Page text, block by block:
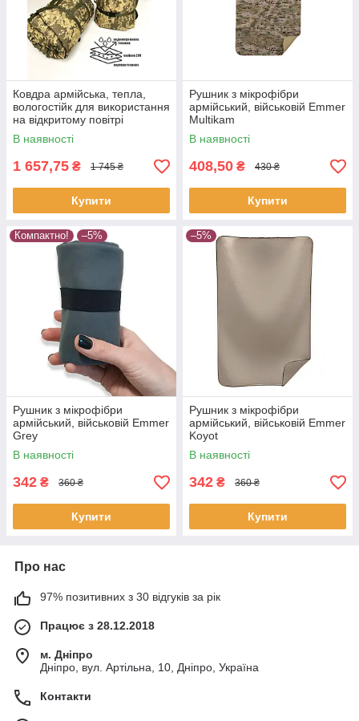
Ковдра армійська, тепла,
вологостійк для використання
на відкритому повітрі
В наявності
1 657,75 ₴ 1 745 ₴
Купити
Рушник з мікрофібри
армійський, військовій Emmer
Multikam
В наявності
408,50 ₴ 430 ₴
Купити
Компактно! –5%
Рушник з мікрофібри
армійський, військовій Emmer
Grey
В наявності
342 ₴ 360 ₴
Купити
–5%
Рушник з мікрофібри
армійський, військовій Emmer
Koyot
В наявності
342 ₴ 360 ₴
Купити
Про нас
97% позитивних з 30 відгуків за рік
Працює з 28.12.2018
м. Дніпро
Дніпро, вул. Артільна, 10, Дніпро, Україна
Контакти